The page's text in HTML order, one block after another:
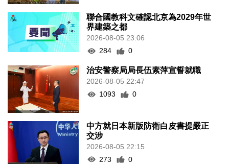
聯合國教科文確認北京為2029年世
界建築之都
2026-08-05 23:06
284
0
治安警察局局長伍素萍宣誓就職
2026-08-05 22:47
1093
0
中方就日本新版防衛白皮書提嚴正
交涉
2026-08-05 22:15
273
0